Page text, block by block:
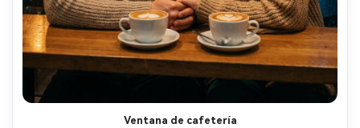
Ventana de cafetería